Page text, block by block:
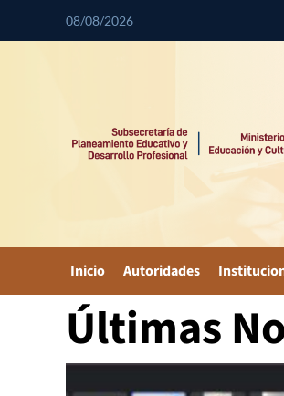
08/08/2026
Inicio Autoridades
Últimas